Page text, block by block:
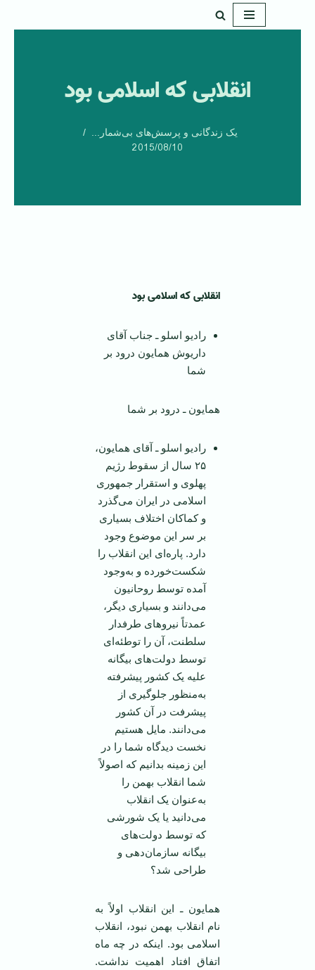
انقلابی که اسلامی بود
یک زندگانی و پرسش‌های بی‌شمار...
2015/08/10
انقلابی که اسلامی بود
رادیو اسلو ـ جناب آقای
داریوش همایون درود بر
شما
همایون ـ درود بر شما
رادیو اسلو ـ آقای همایون،
۲۵ سال از سقوط رژیم
پهلوی و استقرار جمهوری
اسلامی در ایران می‌گذرد
و کماکان اختلاف بسیاری
بر سر این موضوع وجود
دارد. پاره‌ای این انقلاب را
شکست‌خورده و به‌وجود
آمده توسط روحانیون
می‌دانند و بسیاری دیگر،
عمدتاً نیروهای طرفدار
سلطنت، آن را توطئه‌ای
توسط دولت‌های بیگانه
علیه یک کشور پیشرفته
به‌منظور جلوگیری از
پیشرفت در آن کشور
می‌دانند. مایل هستیم
نخست دیدگاه شما را در
این زمینه بدانیم که اصولاً
شما انقلاب بهمن را
به‌عنوان یک انقلاب
می‌دانید یا یک شورشی
که توسط دولت‌های
بیگانه سازمان‌دهی و
طراحی شد؟
همایون ـ این انقلاب اولاً به
نام انقلاب بهمن نبود، انقلاب
اسلامی بود. اینکه در چه ماه
اتفاق افتاد اهمیت نداشت.